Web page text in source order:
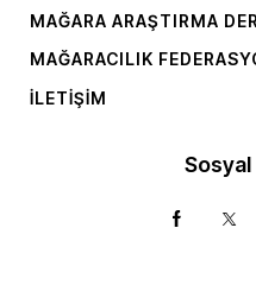
MAĞARA ARAŞTIRMA
MAĞARACILIK
İLETIŞIM